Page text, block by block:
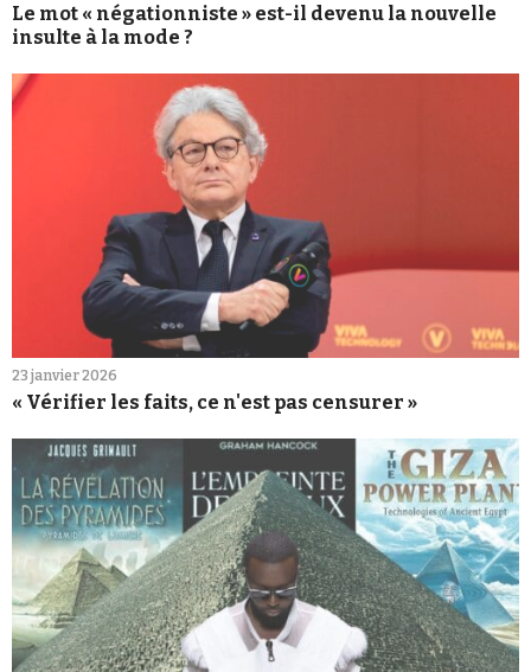
Le mot « négationniste » est-il devenu la nouvelle
insulte à la mode ?
23 janvier 2026
« Vérifier les faits, ce n'est pas censurer »